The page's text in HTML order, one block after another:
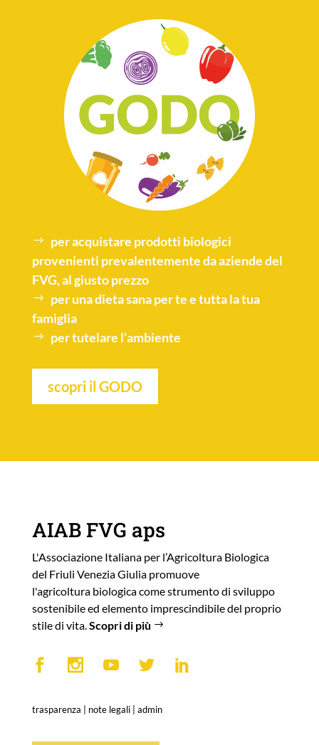
per acquistare prodotti biologici
provenienti prevalentemente da aziende del
FVG, al giusto prezzo
per unadieta sanaper te e tutta la tua
famiglia
per tutelare l’ambiente
scopri il GODO
AIAB FVG aps
L'Associazione Italiana per l’Agricoltura Biologica
del Friuli Venezia Giulia promuove
l'agricoltura biologica come strumento di sviluppo
sostenibile ed elemento imprescindibile del proprio
stile di vita. Scopri di più
trasparenza note legali| admin